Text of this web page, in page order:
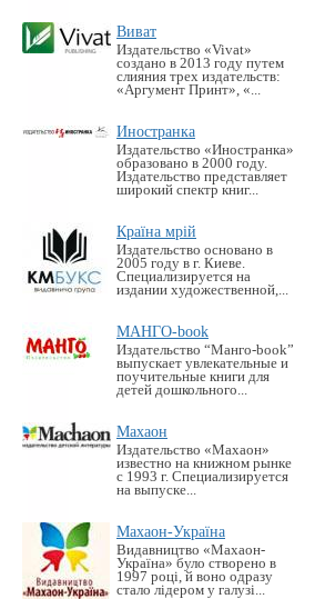
Виват
Издательство «Vivat»
создано в 2013 году путем
слияния трех издательств:
«Аргумент Принт», «...
Иностранка
Издательство «Иностранка»
образовано в 2000 году.
Издательство представляет
широкий спектр книг...
Країна мрій
Издательство основано в
2005 году в г. Киеве.
Специализируется на
издании художественной,...
МАНГО-book
Издательство “Манго-book”
выпускает увлекательные и
поучительные книги для
детей дошкольного...
Махаон
Издательство «Махаон»
известно на книжном рынке
с 1993 г. Специализируется
на выпуске...
Махаон-Україна
Видавництво «Махаон-
Україна» було створено в
1997 році, й воно одразу
стало лідером у галузі...